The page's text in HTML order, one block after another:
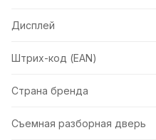
Дисплей
Штрих-код (EAN)
Страна бренда
Съемная разборная дверь